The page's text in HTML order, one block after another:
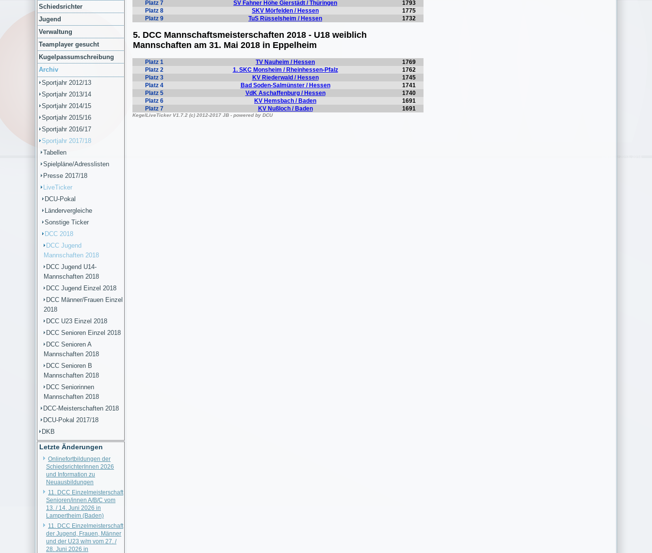
Schiedsrichter
Jugend
Verwaltung
Teamplayer gesucht
Kugelpassumschreibung
Archiv
Sportjahr 2012/13
Sportjahr 2013/14
Sportjahr 2014/15
Sportjahr 2015/16
Sportjahr 2016/17
Sportjahr 2017/18
Tabellen
Spielpläne/Adresslisten
Presse 2017/18
LiveTicker
DCU-Pokal
Ländervergleiche
Sonstige Ticker
DCC 2018
DCC Jugend
Mannschaften 2018
DCC Jugend U14-
Mannschaften 2018
DCC Jugend Einzel 2018
DCC Männer/Frauen Einzel
2018
DCC U23 Einzel 2018
DCC Senioren Einzel 2018
DCC Senioren A
Mannschaften 2018
DCC Senioren B
Mannschaften 2018
DCC Seniorinnen
Mannschaften 2018
DCC-Meisterschaften 2018
DCU-Pokal 2017/18
DKB
Letzte Änderungen
Onlinefortbildungen der
SchiedsrichterInnen 2026
und Information zu
Neuausbildungen
11. DCC Einzelmeisterschaft
Senioren/innen A/B/C vom
13. / 14. Juni 2026 in
Lampertheim (Baden)
11. DCC Einzelmeisterschaft
der Jugend, Frauen, Männer
und der U23 w/m vom 27. /
28. Juni 2026 in